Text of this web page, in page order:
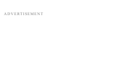
ADVERTISEMENT